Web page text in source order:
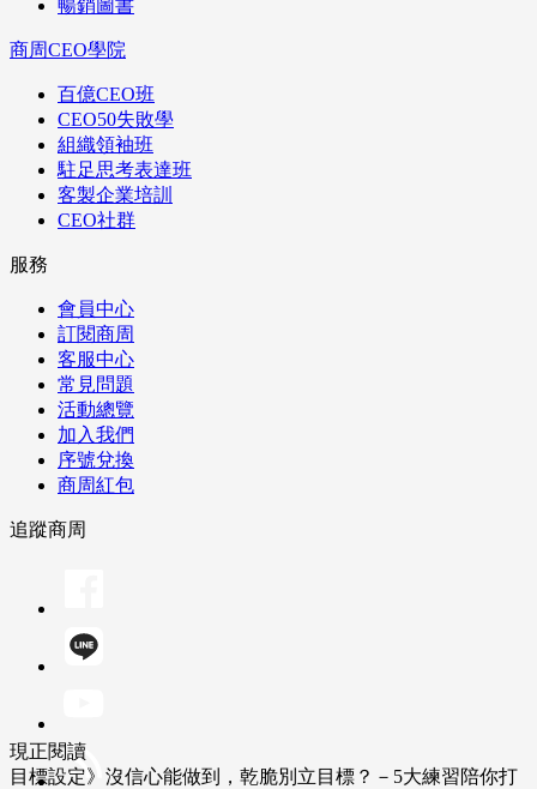
暢銷圖書
商周CEO學院
百億CEO班
CEO50失敗學
組織領袖班
駐足思考表達班
客製企業培訓
CEO社群
服務
會員中心
訂閱商周
客服中心
常見問題
活動總覽
加入我們
序號兌換
商周紅包
追蹤商周
現正閱讀
目標設定》沒信心能做到，乾脆別立目標？－5大練習陪你打